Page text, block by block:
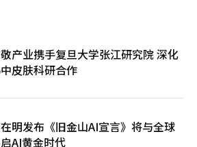
延续。我们将在客户的关注到购买的整个
统翻译与编辑。
人，占总数的一半以上。女子排球在在
赛外的内容和直播社区。分析认为，
球员内容、幕后视频、主播合作内容和短
。 此次收购也反映了SOOP
验。SOOP通过自有电子竞技球队的运
丝社区管理和内容制作的经验。基于此，
同时增强竞技水平和内容竞争力。 在体
粉丝的重要性日益增加，平台与体育球队
。综合体育平台竞争正逐步加剧，结合直
容平台“Crack”也被视为新的增长动
，创作故事。Luiten已进入日本市场，并
互动内容市场。公司还在扩大企业和公共
“LuitenAX”提供AI教育和自动化解决方
通过个人AI服务、内容平台和企业AX
式多元化。面对激烈的生成型AI市场竞
展继续增长。Luiten首席执行官李世英表
今年继续加速。我们将通过AX业务的全
继续保持强劲增长，成为韩国代表性的AI
人工智能（AI）系统翻译与编辑。
产业携手复旦大学张江研究院 深化
皮肤科研合作
明发布《旧金山AI宣言》将与全球
AI黄金时代